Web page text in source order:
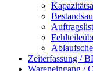
Zeiterfassung /
Wareneingang /